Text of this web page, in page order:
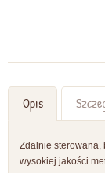
Opis
Zdalnie sterowana,
wysokiej jakości